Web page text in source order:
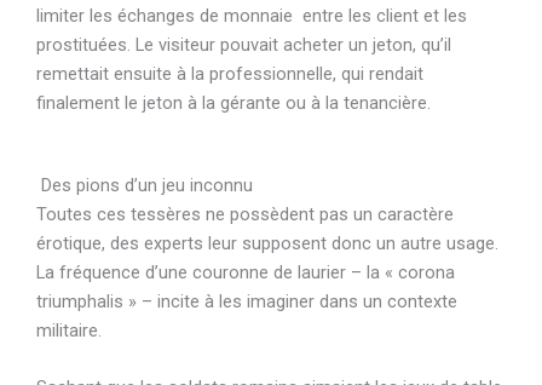
limiter les échanges de monnaie entre les client et les
prostituées. Le visiteur pouvait acheter un jeton, qu’il
remettait ensuite à la professionnelle, qui rendait
finalement le jeton à la gérante ou à la tenancière.
Des pions d’un jeu inconnu
Toutes ces tessères ne possèdent pas un caractère
érotique, des experts leur supposent donc un autre usage.
La fréquence d’une couronne de laurier – la « corona
triumphalis » – incite à les imaginer dans un contexte
militaire.